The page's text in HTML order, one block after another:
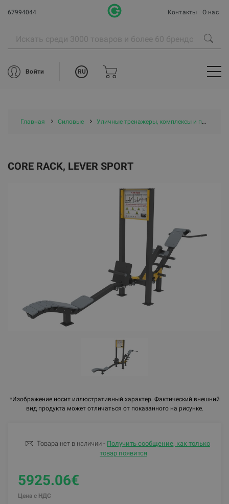
67994044 Контакты О нас
Войти RU
Главная Силовые Уличные тренажеры, комплексы и площадки
*Изображение носит иллюстративный характер. Фактический внешний
вид продукта может отличаться от показанного на рисунке.
CORE RACK, LEVER SPORT
Товара нет в наличии - Получить сообщение, как только
товар появится
5925.06€
Цена с НДС